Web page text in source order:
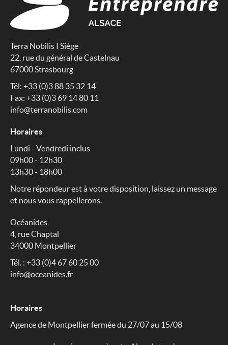
Terra Nobilis I Siège
22, rue du général de Castelnau
67000 Strasbourg
Tél: +33 (0)3 88 35 32 14
Fax: +33 (0)3 69 14 80 11
info@terranobilis.com
Horaires
Lundi - Vendredi inclus
09h00 - 12h30
13h30 - 18h00
Notre répondeur est à votre disposition, laissez un message
et nous vous rappellerons.
Océanides
4, rue Chaptal
34000 Montpellier
Tél. : +33 (0)4 67 60 25 00
info@oceanides.fr
Horaires
Agence de Montpellier fermée du 27/07 au 15/08